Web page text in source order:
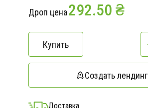
Дроп цена292.50 ₴
Купить
Создать лендинг
Доставка